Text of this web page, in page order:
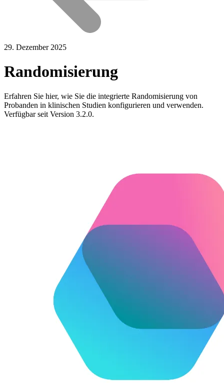
29. Dezember 2025
Randomisierung
Erfahren Sie hier, wie Sie die integrierte Randomisierung von
Probanden in klinischen Studien konfigurieren und verwenden.
Verfügbar seit Version 3.2.0.